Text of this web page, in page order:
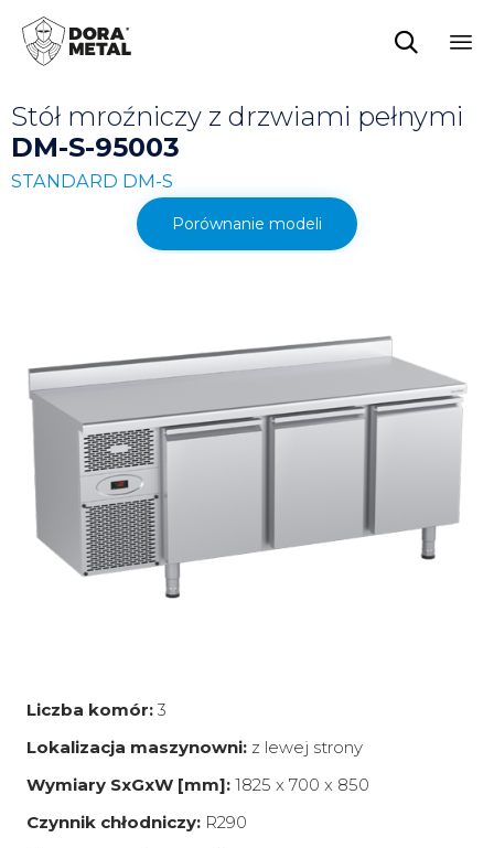

Stół mroźniczy z drzwiami pełnymi
DM-S-95003
STANDARD DM-S
Porównanie modeli
Liczba komór: 3
Lokalizacja maszynowni: z lewej strony
Wymiary SxGxW [mm]: 1825 x 700 x 850
Czynnik chłodniczy: R290